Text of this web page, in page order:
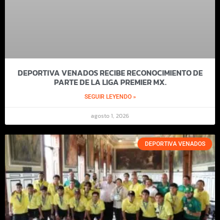
DEPORTIVA VENADOS RECIBE RECONOCIMIENTO DE
PARTE DE LA LIGA PREMIER MX.
SEGUIR LEYENDO »
agosto 1, 2026
DEPORTIVA VENADOS